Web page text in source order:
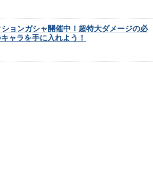
ョンガシャ開催中！超特大ダメージの必
ャラを手に入れよう！